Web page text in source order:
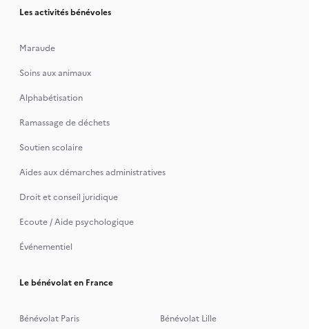
Les activités bénévoles
Maraude
Soins aux animaux
Alphabétisation
Ramassage de déchets
Soutien scolaire
Aides aux démarches administratives
Droit et conseil juridique
Ecoute / Aide psychologique
Événementiel
Le bénévolat en France
Bénévolat Paris
Bénévolat Lille